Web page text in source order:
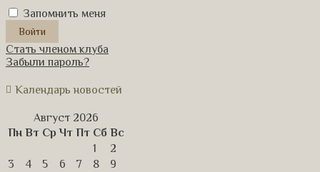
Запомнить меня
Стать членом клуба
Забыли пароль?
Календарь новостей
Август 2026
Пн Вт Ср Чт Пт Сб Вс
1
2
3
4 5 6 7 8
9